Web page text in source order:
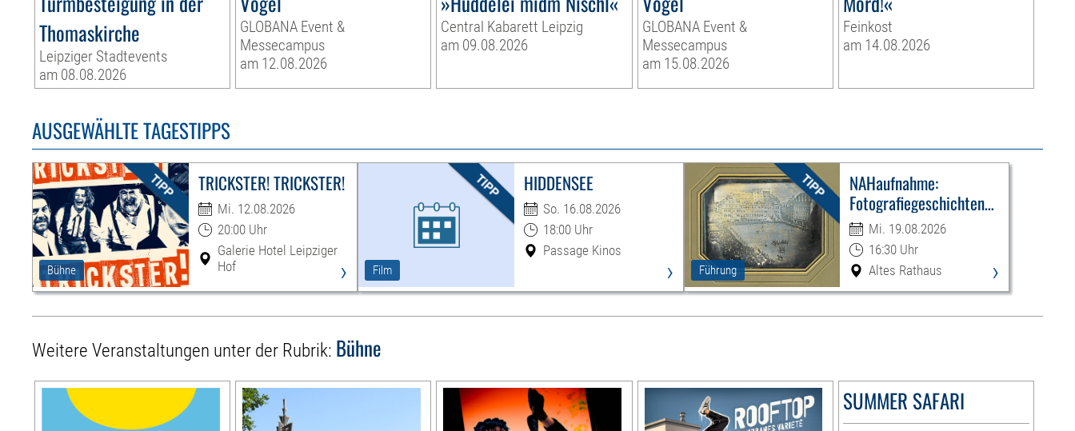
Thomaskirche
Leipziger Stadtevents
am 08.08.2026
GLOBANA Event &
Messecampus
am 12.08.2026
Central Kabarett Leipzig
am 09.08.2026
GLOBANA Event &
Messecampus
am 15.08.2026
Feinkost
am 14.08.2026
AUSGEWÄHLTE TAGESTIPPS
Bühne
TRICKSTER! TRICKSTER!
Mi. 12.08.2026
20:00 Uhr
Galerie Hotel Leipziger
Hof
› Film
HIDDENSEE
So. 16.08.2026
18:00 Uhr
Passage Kinos
› Führung
NAHaufnahme:
Fotografiegeschichten
Leipzigs
Mi. 19.08.2026
16:30 Uhr
Altes Rathaus
›
Weitere Veranstaltungen unter der Rubrik: Bühne
SUMMER SAFARI